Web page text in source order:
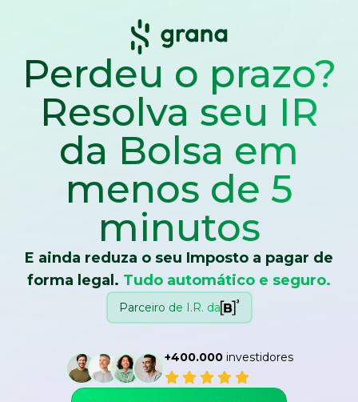
Perdeu o prazo?
Resolva seu IR
da Bolsa em
menos de 5
minutos
E ainda reduza o seu Imposto a pagar de
forma legal. Tudo automático e seguro.
Parceiro de I.R. da
+400.000investidores